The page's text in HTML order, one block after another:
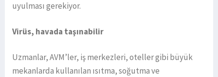
uyulması gerekiyor.
Virüs, havada taşınabilir
Uzmanlar, AVM’ler, iş merkezleri, oteller gibi büyük
mekanlarda kullanılan ısıtma, soğutma ve